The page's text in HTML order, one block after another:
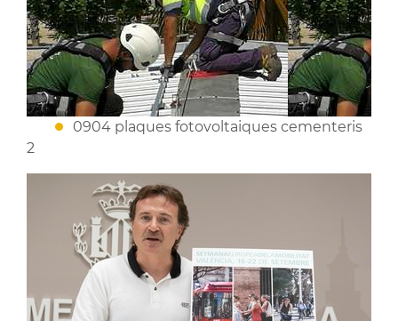
0904 plaques fotovoltaiques cementeris
2